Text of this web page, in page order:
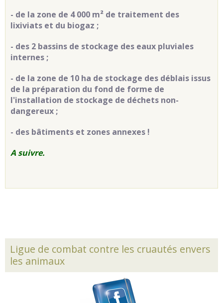
- de la zone de 4 000 m² de traitement des
lixiviats et du biogaz ;
- des 2 bassins de stockage des eaux pluviales
internes ;
- de la zone de 10 ha de stockage des déblais issus
de la préparation du fond de forme de
l'installation de stockage de déchets non-
dangereux ;
- des bâtiments et zones annexes !
A suivre.
Ligue de combat contre les cruautés envers
les animaux